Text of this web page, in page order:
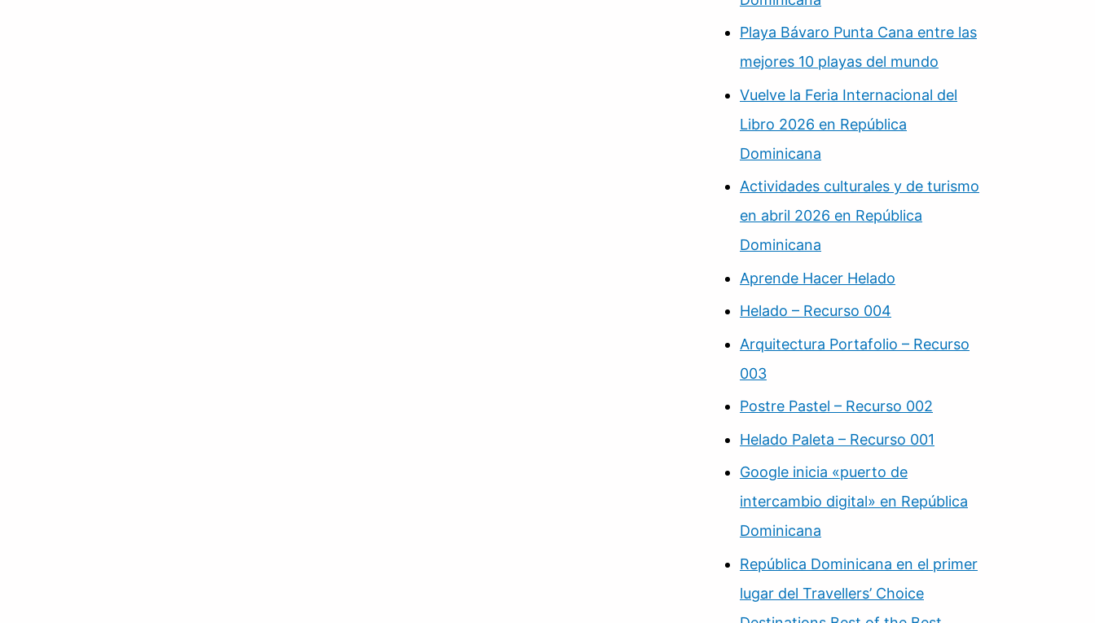
Playa Bávaro Punta Cana entre las
mejores 10 playas del mundo
Vuelve la Feria Internacional del
Libro 2026 en República
Dominicana
Actividades culturales y de turismo
en abril 2026 en República
Dominicana
Aprende Hacer Helado
Helado – Recurso 004
Arquitectura Portafolio – Recurso
003
Postre Pastel – Recurso 002
Helado Paleta – Recurso 001
Google inicia «puerto de
intercambio digital» en República
Dominicana
República Dominicana en el primer
lugar del Travellers’ Choice